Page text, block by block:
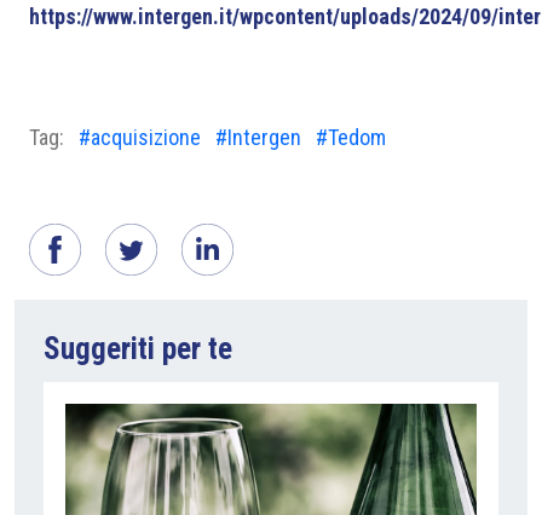
https://www.intergen.it/wpcontent/uploads/2024/09/
Tag: #acquisizione #Intergen #Tedom
Suggeriti per te